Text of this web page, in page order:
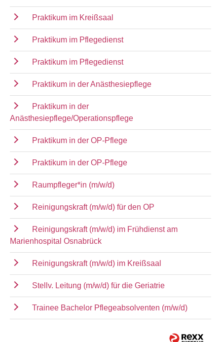
Praktikum im Kreißsaal
Praktikum im Pflegedienst
Praktikum im Pflegedienst
Praktikum in der Anästhesiepflege
Praktikum in der
Anästhesiepflege/Operationspflege
Praktikum in der OP-Pflege
Praktikum in der OP-Pflege
Raumpfleger*in (m/w/d)
Reinigungskraft (m/w/d) für den OP
Reinigungskraft (m/w/d) im Frühdienst am
Marienhospital Osnabrück
Reinigungskraft (m/w/d) im Kreißsaal
Stellv. Leitung (m/w/d) für die Geriatrie
Trainee Bachelor Pflegeabsolventen (m/w/d)